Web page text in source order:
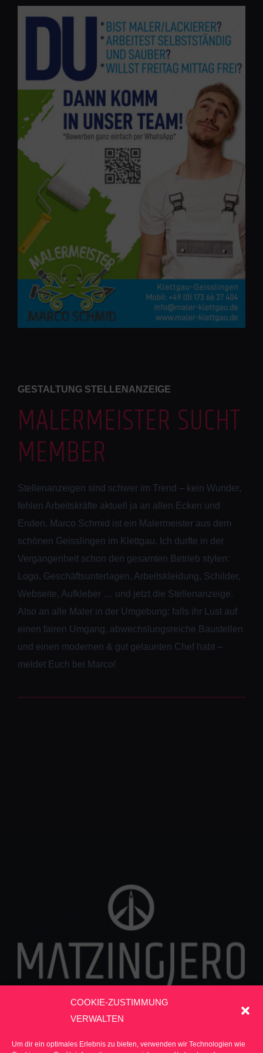
COOKIE-ZUSTIMMUNG
VERWALTEN
Um dir ein optimales Erlebnis zu bieten, verwenden wir Technologien wie
GESTALTUNG STELLENANZEIGE
MALERMEISTER SUCHT
MEMBER
Stellenanzeigen sind schwer im Trend – kein Wunder,
fehlen Arbeitskräfte aktuell ja an allen Ecken und
Enden. Marco Schmid ist ein Malermeister aus dem
schönen Geisslingen im Klettgau. Ich durfte in der
Vergangenheit schon den gesamten Betrieb stylen:
Logo, Geschäftsunterlagen, Arbeitskleidung, Schilder,
Webseite, Aufkleber … und jetzt die Stellenanzeige.
Also an alle Maler in der Umgebung: falls ihr Lust auf
einen fairen Umgang, abwechslungsreiche Baustellen
und einen modernen & gut gelaunten Chef habt –
meldet Euch bei Marco!
*GRAFIKDESIGN *WEBDESIGN* ILLUSTRATION